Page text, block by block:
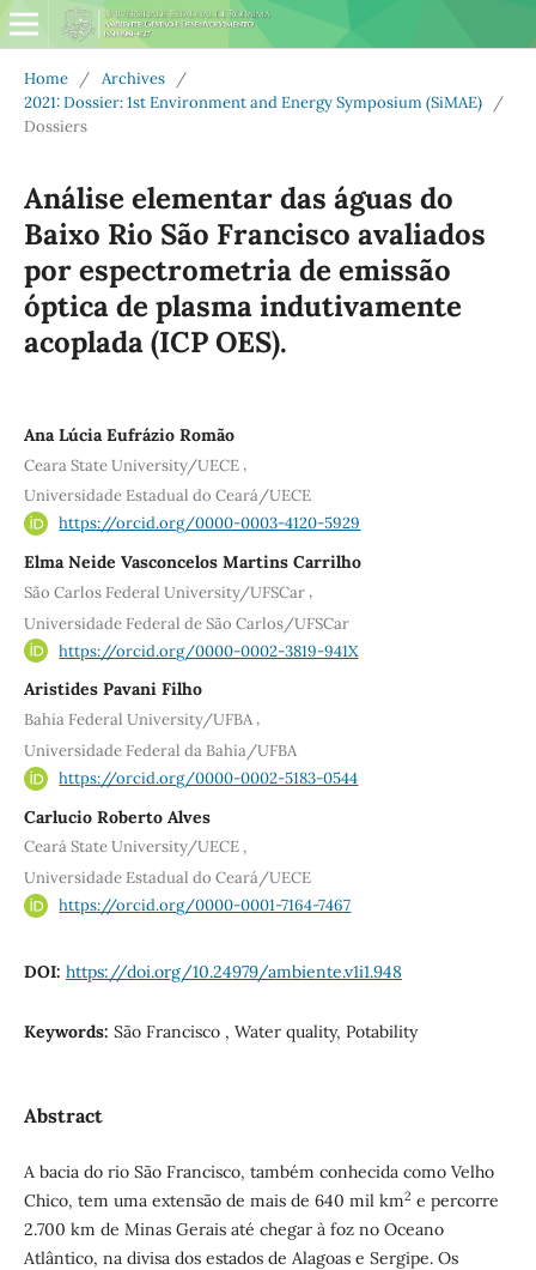
Home / Archives
/
2021: Dossier: 1st Environment and Energy Symposium (SiMAE)
/
Dossiers
Análise elementar das águas do
Baixo Rio São Francisco avaliados
por espectrometria de emissão
óptica de plasma indutivamente
acoplada (ICP OES).
Ana Lúcia Eufrázio Romão
Ceara State University/UECE,
Universidade Estadual do Ceará/UECE
https://orcid.org/0000-0003-4120-5929
Elma Neide Vasconcelos Martins Carrilho
São Carlos Federal University/UFSCar,
Universidade Federal de São Carlos/UFSCar
https://orcid.org/0000-0002-3819-941X
Aristides Pavani Filho
Bahia Federal University/UFBA,
Universidade Federal da Bahia/UFBA
https://orcid.org/0000-0002-5183-0544
Carlucio Roberto Alves
Ceará State University/UECE,
Universidade Estadual do Ceará/UECE
https://orcid.org/0000-0001-7164-7467
DOI: https://doi.org/10.24979/ambiente.v1i1.948
Keywords: São Francisco , Water quality, Potability
Abstract
A bacia do rio São Francisco, também conhecida como Velho
Chico, tem uma extensão de mais de 640 mil km2 e percorre
2.700 km de Minas Gerais até chegar à foz no Oceano
Atlântico, na divisa dos estados de Alagoas e Sergipe. Os